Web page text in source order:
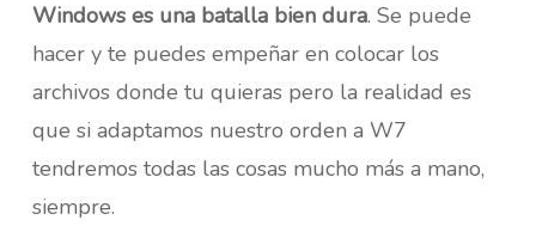
Windows es una batalla bien dura. Se puede
hacer y te puedes empeñar en colocar los
archivos donde tu quieras pero la realidad es
que si adaptamos nuestro orden a W7
tendremos todas las cosas mucho más a mano,
siempre.